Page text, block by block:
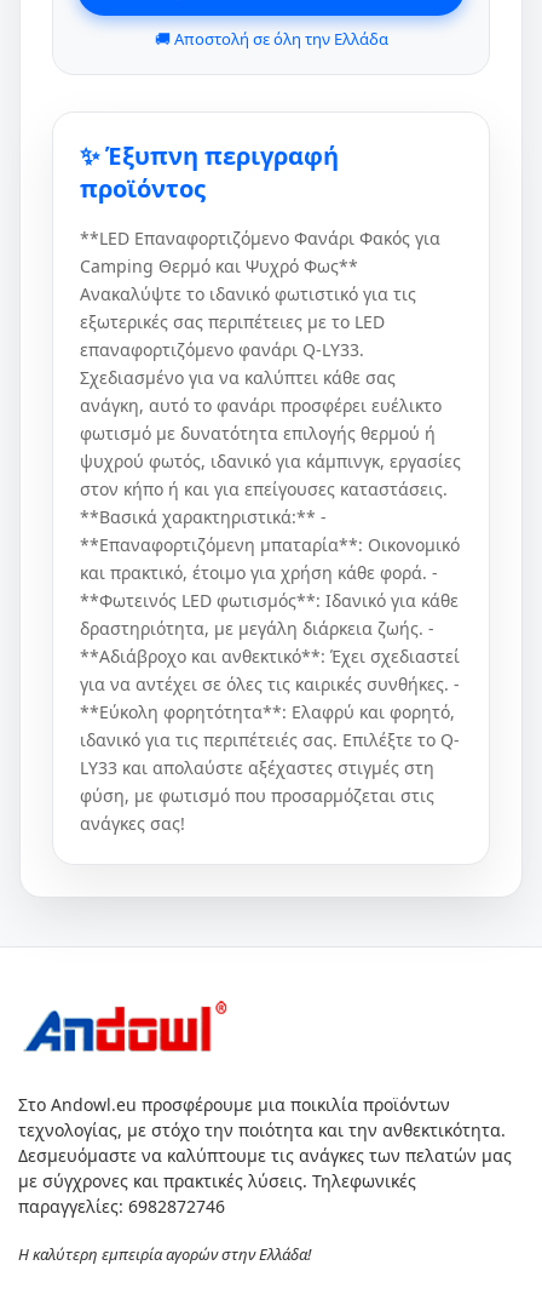
🚚 Αποστολή σε όλη την Ελλάδα
✨ Έξυπνη περιγραφή
προϊόντος
**LED Επαναφορτιζόμενο Φανάρι Φακός για
Camping Θερμό και Ψυχρό Φως**
Ανακαλύψτε το ιδανικό φωτιστικό για τις
εξωτερικές σας περιπέτειες με το LED
επαναφορτιζόμενο φανάρι Q-LY33.
Σχεδιασμένο για να καλύπτει κάθε σας
ανάγκη, αυτό το φανάρι προσφέρει ευέλικτο
φωτισμό με δυνατότητα επιλογής θερμού ή
ψυχρού φωτός, ιδανικό για κάμπινγκ, εργασίες
στον κήπο ή και για επείγουσες καταστάσεις.
**Βασικά χαρακτηριστικά:** -
**Επαναφορτιζόμενη μπαταρία**: Οικονομικό
και πρακτικό, έτοιμο για χρήση κάθε φορά. -
**Φωτεινός LED φωτισμός**: Ιδανικό για κάθε
δραστηριότητα, με μεγάλη διάρκεια ζωής. -
**Αδιάβροχο και ανθεκτικό**: Έχει σχεδιαστεί
για να αντέχει σε όλες τις καιρικές συνθήκες. -
**Εύκολη φορητότητα**: Ελαφρύ και φορητό,
ιδανικό για τις περιπέτειές σας. Επιλέξτε το Q-
LY33 και απολαύστε αξέχαστες στιγμές στη
φύση, με φωτισμό που προσαρμόζεται στις
ανάγκες σας!
Στο Andowl.eu προσφέρουμε μια ποικιλία προϊόντων
τεχνολογίας, με στόχο την ποιότητα και την ανθεκτικότητα.
Δεσμευόμαστε να καλύπτουμε τις ανάγκες των πελατών μας
με σύγχρονες και πρακτικές λύσεις. Τηλεφωνικές
παραγγελίες: 6982872746
Η καλύτερη εμπειρία αγορών στην Ελλάδα!